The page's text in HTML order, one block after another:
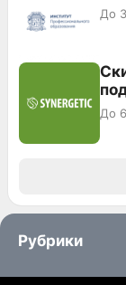
До
До
Рубрики